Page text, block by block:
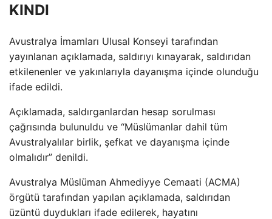
KINDI
Avustralya İmamları Ulusal Konseyi tarafından
yayınlanan açıklamada, saldırıyı kınayarak, saldırıdan
etkilenenler ve yakınlarıyla dayanışma içinde olunduğu
ifade edildi.
Açıklamada, saldırganlardan hesap sorulması
çağrısında bulunuldu ve “Müslümanlar dahil tüm
Avustralyalılar birlik, şefkat ve dayanışma içinde
olmalıdır” denildi.
Avustralya Müslüman Ahmediyye Cemaati (ACMA)
örgütü tarafından yapılan açıklamada, saldırıdan
üzüntü duydukları ifade edilerek, hayatını